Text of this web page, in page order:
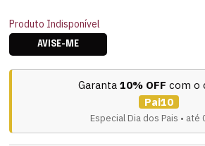
Produto Indisponível
AVISE-ME
Garanta 10% OFF com o
Pai10
Especial Dia dos Pais • até